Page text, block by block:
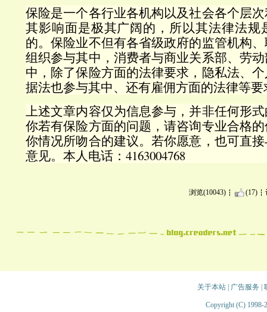
保险是一个各行业各机构以及社会各个层
其影响面是极其广阔的，所以其法律法规
的。保险业不但有各省级政府的监管机构
组织参与其中，消费者与商业关系部、劳
中，除了保险方面的法律要求，隐私法、
据法也参与其中、还有雇佣方面的法律等要
上述文章内容仅为信息参与，并非任何形
你若有保险方面的问题，请咨询专业合格
你情况所吻合的建议。若你愿意，也可直
意见。本人电话：4163004768
浏览(10043) (17)
关于本站| 广告服务
Copyright (C) 1998-